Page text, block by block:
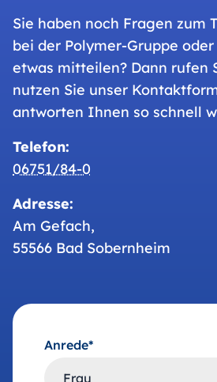
Sie haben noch Fragen zum
bei der Polymer-Gruppe
etwas mitteilen? Dann rufen
nutzen Sie unser
antworten Ihnen so schnell
Telefon:
06751/84-0
Adresse:
Am Gefach,
55566 Bad Sobernheim
Anrede*